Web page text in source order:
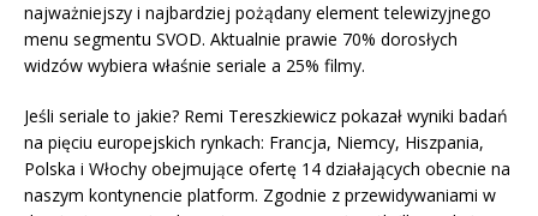
najważniejszy i najbardziej pożądany element telewizyjnego
menu segmentu SVOD. Aktualnie prawie 70% dorosłych
widzów wybiera właśnie seriale a 25% filmy.
Jeśli seriale to jakie? Remi Tereszkiewicz pokazał wyniki badań
na pięciu europejskich rynkach: Francja, Niemcy, Hiszpania,
Polska i Włochy obejmujące ofertę 14 działających obecnie na
naszym kontynencie platform. Zgodnie z przewidywaniami w